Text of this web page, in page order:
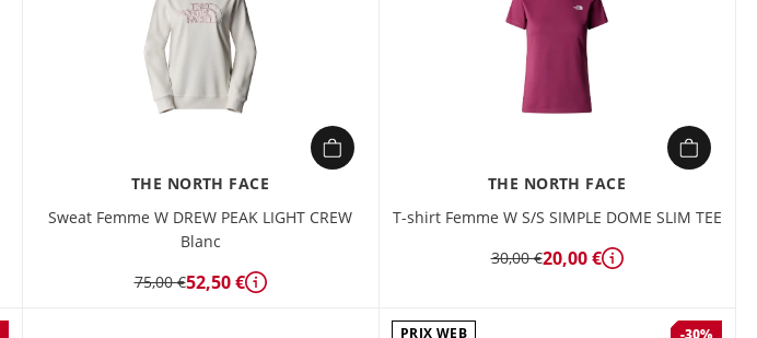
THE NORTH FACE
Sweat Femme W DREW PEAK LIGHT CREW
Blanc
75,00 €52,50 € Détails
THE NORTH FACE
T-shirt Femme W S/S SIMPLE DOME SLIM TEE
30,00 €20,00 € Détails
PRIX WEB -30%